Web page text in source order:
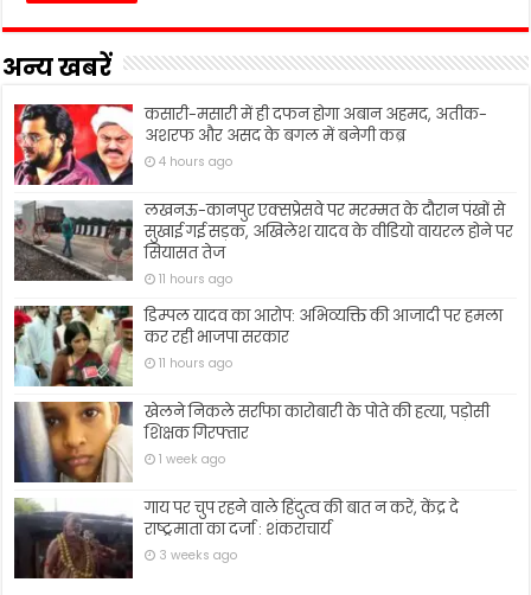
अन्य खबरें
कसारी-मसारी में ही दफन होगा अबान अहमद, अतीक-
अशरफ और असद के बगल में बनेगी कब्र
4 hours ago
लखनऊ-कानपुर एक्सप्रेसवे पर मरम्मत के दौरान पंखों से
सुखाई गई सड़क, अखिलेश यादव के वीडियो वायरल होने पर
सियासत तेज
11 hours ago
डिम्पल यादव का आरोप: अभिव्यक्ति की आजादी पर हमला
कर रही भाजपा सरकार
11 hours ago
खेलने निकले सर्राफा कारोबारी के पोते की हत्या, पड़ोसी
शिक्षक गिरफ्तार
1 week ago
गाय पर चुप रहने वाले हिंदुत्व की बात न करें, केंद्र दे
राष्ट्रमाता का दर्जा : शंकराचार्य
3 weeks ago